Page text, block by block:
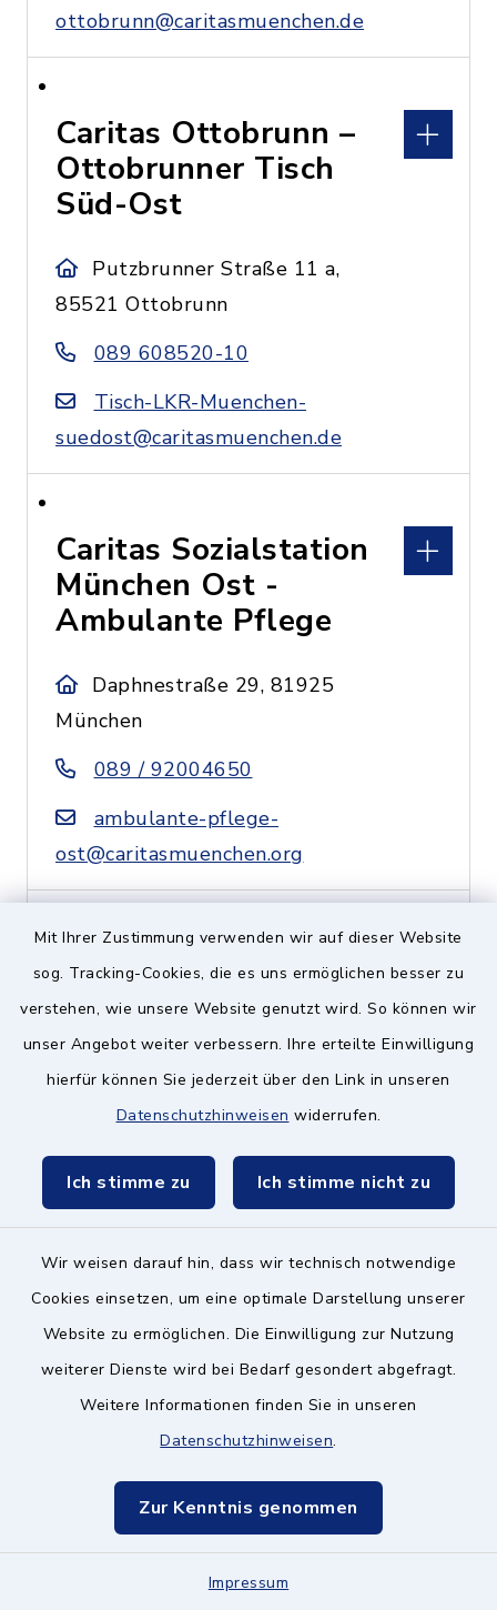
Mit Ihrer Zustimmung verwenden wir auf dieser Website
sog. Tracking-Cookies, die es uns ermöglichen besser zu
verstehen, wie unsere Website genutzt wird. So können wir
unser Angebot weiter verbessern. Ihre erteilte Einwilligung
hierfür können Sie jederzeit über den Link in unseren
Datenschutzhinweisen widerrufen.
Ich stimme zu Ich stimme nicht zu
Wir weisen darauf hin, dass wir technisch notwendige
Cookies einsetzen, um eine optimale Darstellung unserer
Website zu ermöglichen. Die Einwilligung zur Nutzung
weiterer Dienste wird bei Bedarf gesondert abgefragt.
Weitere Informationen finden Sie in unseren
Datenschutzhinweisen.
Zur Kenntnis genommen
Impressum
ottobrunn@caritasmuenchen.de
Caritas Ottobrunn –
Ottobrunner Tisch
Süd-Ost
Putzbrunner Straße 11 a,
85521 Ottobrunn
089 608520-10
Tisch-LKR-Muenchen-
suedost@caritasmuenchen.de
Caritas Sozialstation
München Ost -
Ambulante Pflege
Daphnestraße 29, 81925
München
089 / 92004650
ambulante-pflege-
ost@caritasmuenchen.org
Caritas Zentrum
Ramersdorf-Perlach-
Ottobrunn
089 608520–10
fwz-
ottobrunn@caritasmuenchen.de
Caritas-Zentrum
München Ost / Land
Migrationsberatung
Lüdersstraße 10, 81737